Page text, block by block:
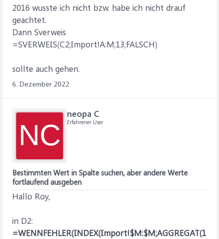
2016 wusste ich nicht bzw. habe ich nicht drauf
geachtet.
Dann Sverweis
=SVERWEIS(C2;Import!A:M;13;FALSCH)
sollte auch gehen.
6. Dezember 2022
NC
neopa C
Erfahrener User
Bestimmten Wert in Spalte suchen, aber andere Werte
fortlaufend ausgeben
Hallo Roy,
in D2:
=WENNFEHLER(INDEX(Import!$M:$M;AGGREGAT(1